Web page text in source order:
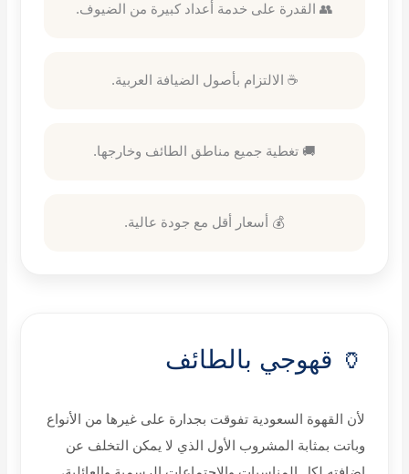
👥 القدرة على خدمة أعداد كبيرة من الضيوف.
☕ الالتزام بأصول الضيافة العربية.
🚚 تغطية جميع مناطق الطائف وخارجها.
💰 أسعار أقل مع جودة عالية.
🏺 قهوجي بالطائف
لأن القهوة السعودية تفوقت بجدارة على غيرها من الأنواع
وباتت بمثابة المشروب الأول الذي لا يمكن التخلف عن